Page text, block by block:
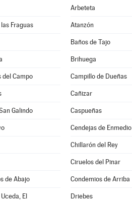
Arbeteta
Fraguas Atanzón
Baños de Tajo
Brihuega
del Campo Campillo de Dueñas
Cañizar
Galindo Caspueñas
Cendejas de Enmedio
Chillarón del Rey
Ciruelos del Pinar
de Abajo Condemios de Arriba
El Driebes